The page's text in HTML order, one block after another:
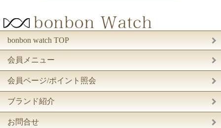
bonbon watch TOP
会員メニュー
会員ページ/ポイント照会
ブランド紹介
お問合せ